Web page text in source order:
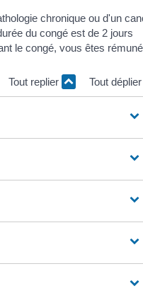
chronique ou d'un
du congé est de 2 jours
le congé, vous êtes
Tout replier Tout déplier